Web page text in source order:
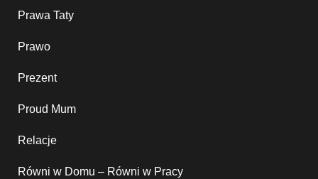
Prawa Taty
Prawo
Prezent
Proud Mum
Relacje
Równi w Domu – Równi w Pracy